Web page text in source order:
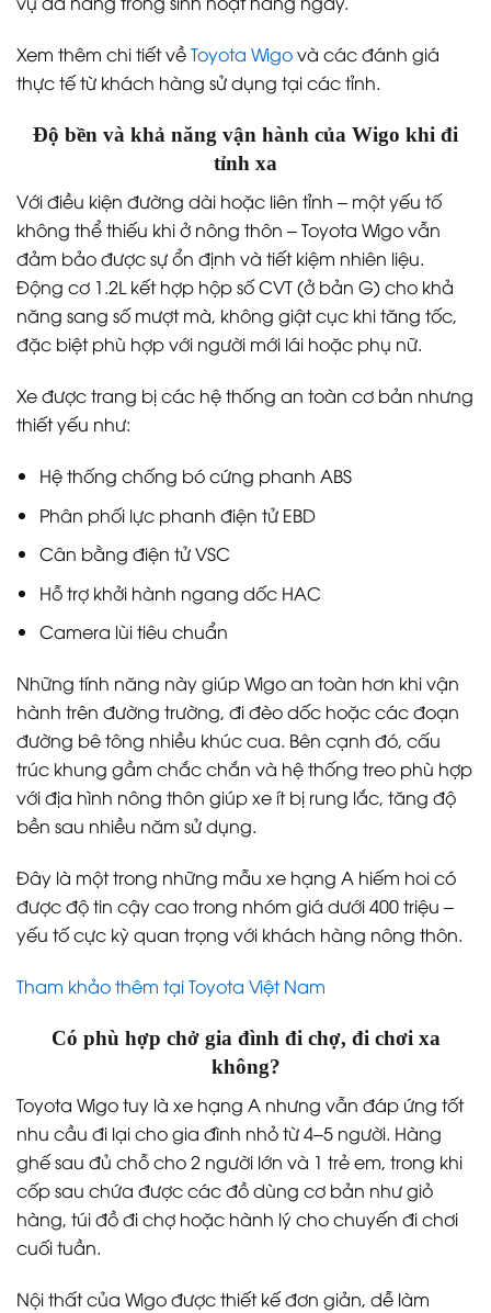
Xem thêm chi tiết vềToyota Wigovà các đánh giá
thực tế từ khách hàng sử dụng tại các tỉnh.
Độ bền và khả năng vận hành của Wigo khi đi
tỉnh xa
Với điều kiện đường dài hoặc liên tỉnh – một yếu tố
không thể thiếu khi ở nông thôn – Toyota Wigo vẫn
đảm bảo được sự ổn định và tiết kiệm nhiên liệu.
Động cơ 1.2L kết hợp hộp số CVT (ở bản G) cho khả
năng sang số mượt mà, không giật cục khi tăng tốc,
đặc biệt phù hợp với người mới lái hoặc phụ nữ.
Xe được trang bị các hệ thống an toàn cơ bản nhưng
thiết yếu như:
Hệ thống chống bó cứng phanh ABS
Phân phối lực phanh điện tử EBD
Cân bằng điện tử VSC
Hỗ trợ khởi hành ngang dốc HAC
Camera lùi tiêu chuẩn
Những tính năng này giúp Wigo an toàn hơn khi vận
hành trên đường trường, đi đèo dốc hoặc các đoạn
đường bê tông nhiều khúc cua. Bên cạnh đó, cấu
trúc khung gầm chắc chắn và hệ thống treo phù hợp
với địa hình nông thôn giúp xe ít bị rung lắc, tăng độ
bền sau nhiều năm sử dụng.
Đây là một trong những mẫu xe hạng A hiếm hoi có
được độ tin cậy cao trong nhóm giá dưới 400 triệu –
yếu tố cực kỳ quan trọng với khách hàng nông thôn.
Tham khảo thêm tại Toyota Việt Nam
Có phù hợp chở gia đình đi chợ, đi chơi xa
không?
Toyota Wigo tuy là xe hạng A nhưng vẫn đáp ứng tốt
nhu cầu đi lại cho gia đình nhỏ từ 4–5 người. Hàng
ghế sau đủ chỗ cho 2 người lớn và 1 trẻ em, trong khi
cốp sau chứa được các đồ dùng cơ bản như giỏ
hàng, túi đồ đi chợ hoặc hành lý cho chuyến đi chơi
cuối tuần.
Nội thất của Wigo được thiết kế đơn giản, dễ làm